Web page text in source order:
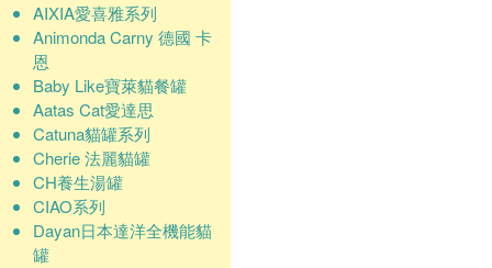
AIXIA愛喜雅系列
Animonda Carny 德國 卡
恩
Baby Like寶萊貓餐罐
Aatas Cat愛達思
Catuna貓罐系列
Cherie 法麗貓罐
CH養生湯罐
CIAO系列
Dayan日本達洋全機能貓
罐